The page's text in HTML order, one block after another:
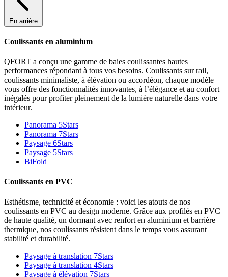
En arrière
Coulissants en aluminium
QFORT a conçu une gamme de baies coulissantes hautes
performances répondant à tous vos besoins. Coulissants sur rail,
coulissants minimaliste, à élévation ou accordéon, chaque modèle
vous offre des fonctionnalités innovantes, à l’élégance et au confort
inégalés pour profiter pleinement de la lumière naturelle dans votre
intérieur.
Panorama 5Stars
Panorama 7Stars
Paysage 6Stars
Paysage 5Stars
BiFold
Coulissants en PVC
Esthétisme, technicité et économie : voici les atouts de nos
coulissants en PVC au design moderne. Grâce aux profilés en PVC
de haute qualité, un dormant avec renfort en aluminium et barrière
thermique, nos coulissants résistent dans le temps vous assurant
stabilité et durabilité.
Paysage à translation 7Stars
Paysage à translation 4Stars
Paysage à élévation 7Stars